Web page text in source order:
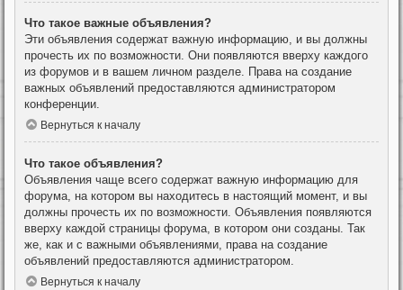
Что такое важные объявления?
Эти объявления содержат важную информацию, и вы должны
прочесть их по возможности. Они появляются вверху каждого
из форумов и в вашем личном разделе. Права на создание
важных объявлений предоставляются администратором
конференции.
Вернуться к началу
Что такое объявления?
Объявления чаще всего содержат важную информацию для
форума, на котором вы находитесь в настоящий момент, и вы
должны прочесть их по возможности. Объявления появляются
вверху каждой страницы форума, в котором они созданы. Так
же, как и с важными объявлениями, права на создание
объявлений предоставляются администратором.
Вернуться к началу